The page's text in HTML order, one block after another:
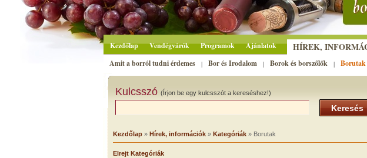
Kezdőlap Vendégvárók Programok Ajánlatok HÍREK,
Amit a borról tudni érdemes
| Bor és Irodalom | Borok és borszőlők | Borutak
Kulcsszó (Írjon be egy kulcsszót a kereséshez!)
Keresés
Kezdőlap» Hírek, információk» Kategóriák» Borutak
Elrejt Kategóriák